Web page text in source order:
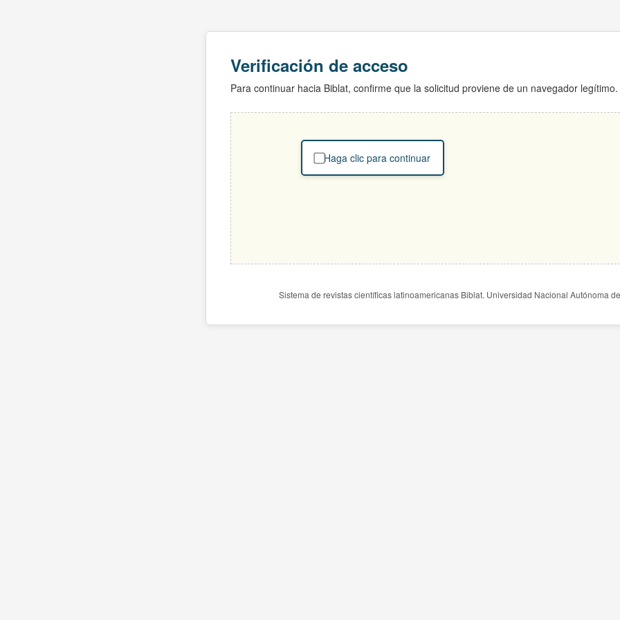
Verificación de acceso
Para continuar hacia Biblat, confirme que la solicitud proviene de un navegador legítimo.
Haga clic para continuar
Sistema de revistas científicas latinoamericanas Biblat. Universidad Nacional Autónoma